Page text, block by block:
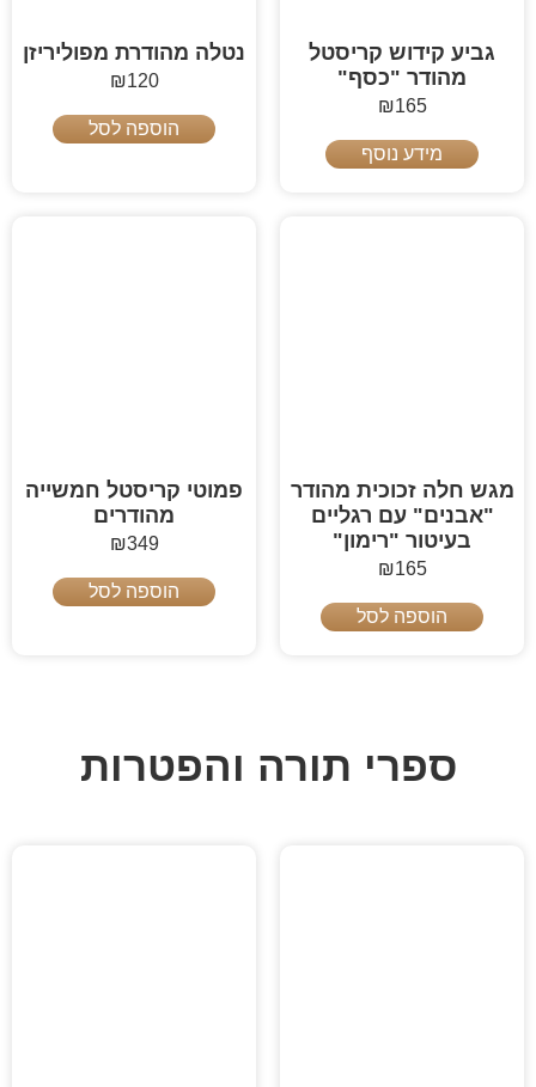
גביע קידוש קריסטל
מהודר "כסף"
₪165
מידע נוסף
נטלה מהודרת מפוליריזן
₪120
הוספה לסל
מגש חלה זכוכית מהודר
"אבנים" עם רגליים
בעיטור "רימון"
₪165
הוספה לסל
פמוטי קריסטל חמשייה
מהודרים
₪349
הוספה לסל
ספרי תורה והפטרות